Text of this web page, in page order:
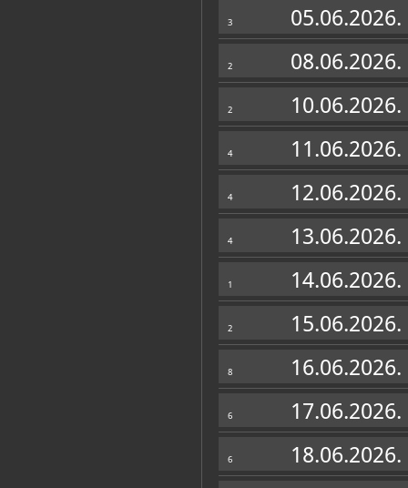
3 05.06.2026.
2 08.06.2026.
2 10.06.2026.
4 11.06.2026.
4 12.06.2026.
4 13.06.2026.
1 14.06.2026.
2 15.06.2026.
8 16.06.2026.
6 17.06.2026.
6 18.06.2026.
OPĆI PODACI
Muzej
Zbirke
OSTALE ZBIRKE